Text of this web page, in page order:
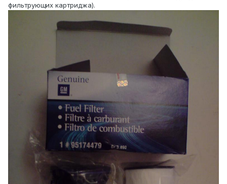
фильтрующих картриджа).